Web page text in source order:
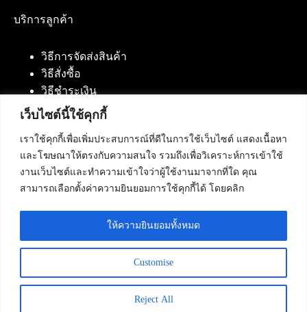
เว็บไซต์นี้ใช้คุกกี้
เราใช้คุกกี้เพื่อเพิ่มประสบการณ์ที่ดีในการใช้เว็บไซต์ แสดงเนื้อหา
และโฆษณาให้ตรงกับความสนใจ รวมถึงเพื่อวิเคราะห์การเข้าใช้
งานเว็บไซต์และทำความเข้าใจว่าผู้ใช้งานมาจากที่ใด คุณ
สามารถเลือกตั้งค่าความยินยอมการใช้คุกกี้ได้ โดยคลิก
Customise
Reject All
ให้ความยินยอมทั้งหมด
บริการลูกค้า
วิธีการจัดส่งสินค้า
วิธีสั่งซื้อ
วิธีชำระเงิน
ติดต่อเรา
บริษัท เน็ทฟิวชั่น คอมมิวนิเคชั่น จำกัด 420/94 ถนน
นัมเบอร์วัน-ราม 2 แขวงดอกไม้, เขตประเวศ
กรุงเทพมหานคร 10250
โทรศัพท์ :084-553-4055,086-309-5259,
Copyright © 2026 - Netfusion Communication Co., Ltd. All